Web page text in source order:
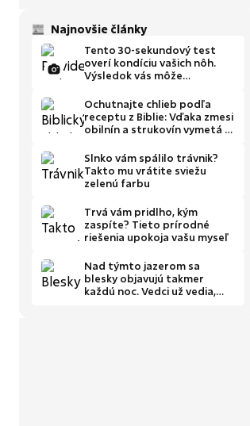
Najnovšie články
Tento 30-sekundový test
overí kondíciu vašich nôh.
Výsledok vás môže
Ochutnajte chlieb podľa
receptu z Biblie: Vďaka zmesi
obilnín a strukovín vymetá z
Slnko vám spálilo trávnik?
Takto mu vrátite sviežu
zelenú farbu
Trvá vám pridlho, kým
zaspíte? Tieto prírodné
riešenia upokoja vašu myseľ
Nad týmto jazerom sa
blesky objavujú takmer
každú noc. Vedci už vedia,